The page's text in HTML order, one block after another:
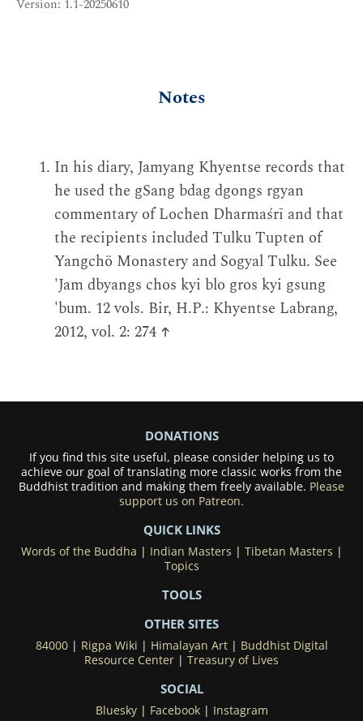
Version: 1.1-20250610
Notes
In his diary, Jamyang Khyentse records that
he used the gSang bdag dgongs rgyan
commentary of Lochen Dharmaśrī and that
the recipients included Tulku Tupten of
Yangchö Monastery and Sogyal Tulku. See
'Jam dbyangs chos kyi blo gros kyi gsung
'bum. 12 vols. Bir, H.P.: Khyentse Labrang,
2012, vol. 2: 274 ↑
DONATIONS
If you find this site useful, please consider helping us to
achieve our goal of translating more classic works from the
Buddhist tradition and making them freely available. Please
support us on Patreon.
QUICK LINKS
Words of the Buddha | Indian Masters | Tibetan Masters |
Topics
TOOLS
OTHER SITES
84000| Rigpa Wiki | Himalayan Art| Buddhist Digital
Resource Center | Treasury of Lives
SOCIAL
Bluesky| Facebook| Instagram